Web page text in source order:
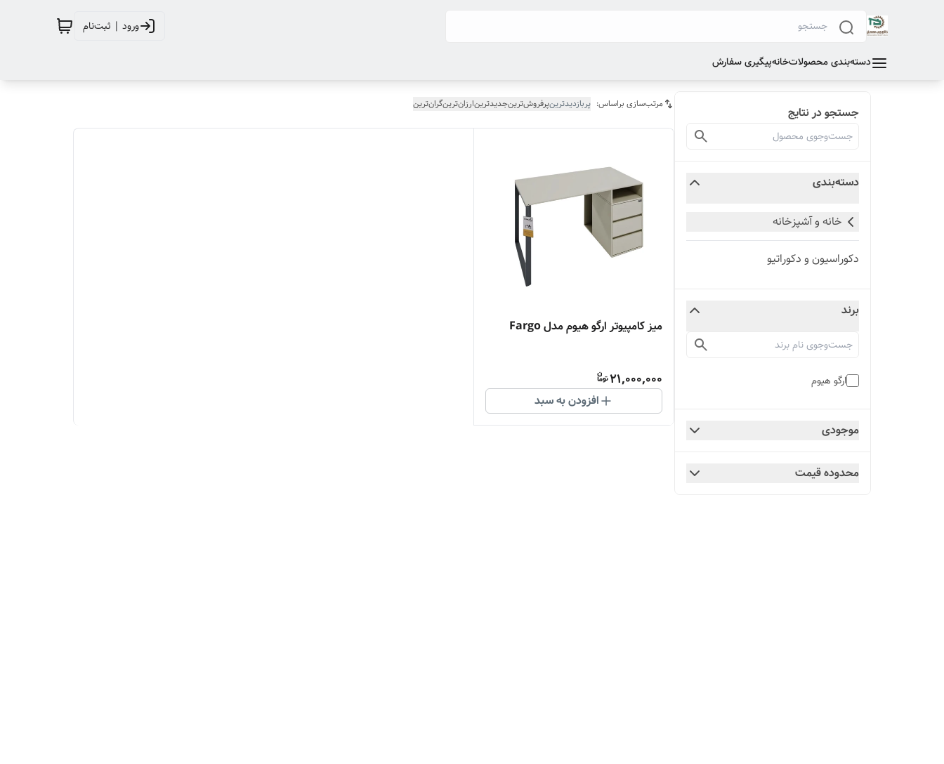
ورود | ثبت‌نام
دسته‌بندی محصولاتخانهپیگیری سفارش
جستجو در نتایج
دسته‌بندی
خانه و آشپزخانه
دکوراسیون و دکوراتیو
برند
ارگو هیوم
موجودی
محدوده قیمت
مرتب‌سازی براساس: پربازدیدترینپرفروش‌ترینجدیدترینارزان‌ترینگران‌ترین
میز کامپیوتر ارگو هیوم مدل Fargo
21,000,000
افزودن به سبد